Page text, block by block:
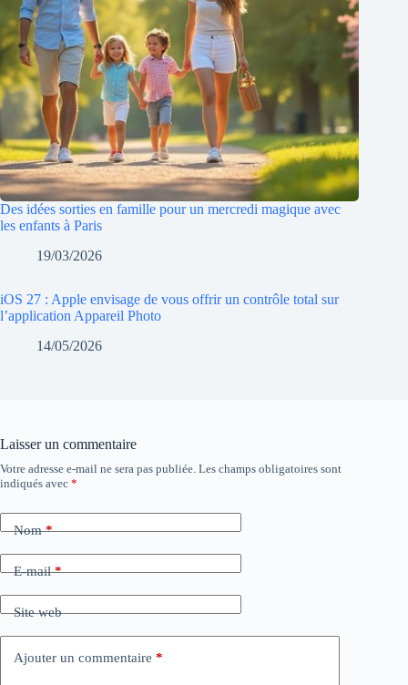
Des idées sorties en famille pour un mercredi magique avec
les enfants à Paris
19/03/2026
iOS 27 : Apple envisage de vous offrir un contrôle total sur
l’application Appareil Photo
14/05/2026
Laisser un commentaire
Votre adresse e-mail ne sera pas publiée. Les champs obligatoires sont
indiqués avec *
Nom*
E-mail*
Site web
Ajouter un commentaire *